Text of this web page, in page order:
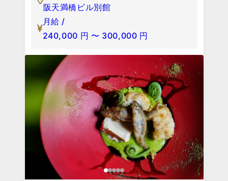
阪天満橋ビル別館
月給 /
240,000 円 〜 300,000 円